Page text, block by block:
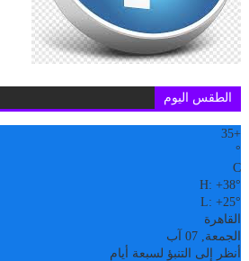
الطقس اليوم
+
35
°
C
H:+38°
L:+25°
القاهرة
الجمعة, 07 آب
أنظر إلى التنبؤ لسبعة أيام